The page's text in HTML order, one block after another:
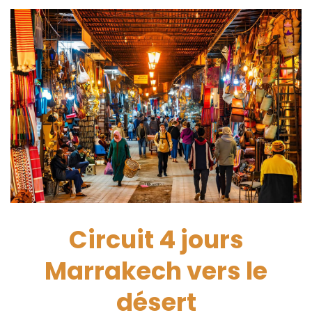
Circuit 4 jours
Marrakech vers le
désert